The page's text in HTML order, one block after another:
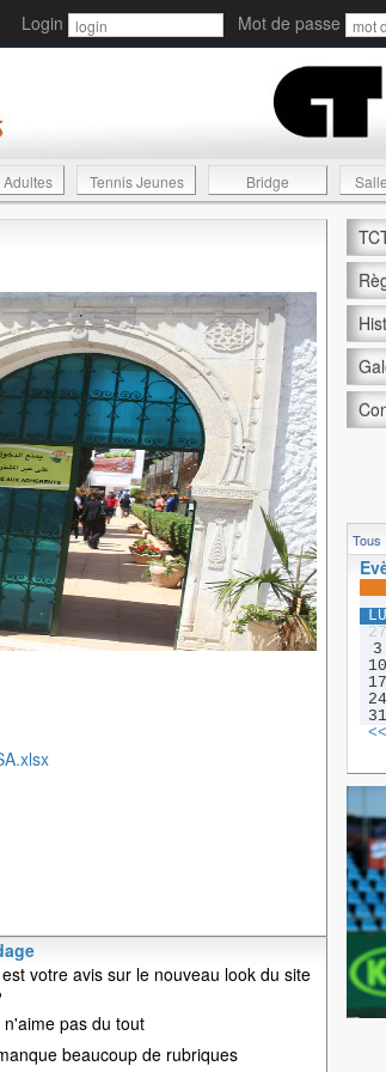
Login Mot de passe
Adultes Tennis Jeunes Bridge
votre avis sur le nouveau look du site
n'aime pas du tout
beaucoup de rubriques
Tous
LU
27
3
10
17
24
31
<<